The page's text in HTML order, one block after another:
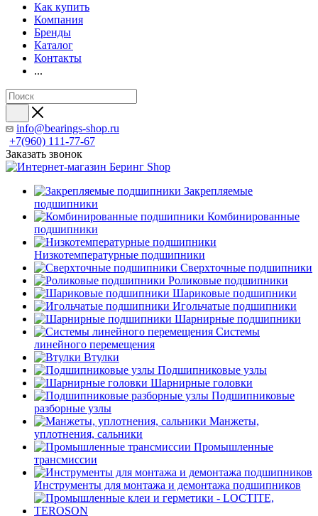
Как купить
Компания
Бренды
Каталог
Контакты
...
info@bearings-shop.ru
+7(960) 111-77-67
Заказать звонок
Закрепляемые
подшипники
Комбинированные
подшипники
Низкотемпературные подшипники
Сверхточные подшипники
Роликовые подшипники
Шариковые подшипники
Игольчатые подшипники
Шарнирные подшипники
Системы
линейного перемещения
Втулки
Подшипниковые узлы
Шарнирные головки
Подшипниковые
разборные узлы
Манжеты,
уплотнения, сальники
Промышленные
трансмиссии
Инструменты для монтажа и демонтажа подшипников